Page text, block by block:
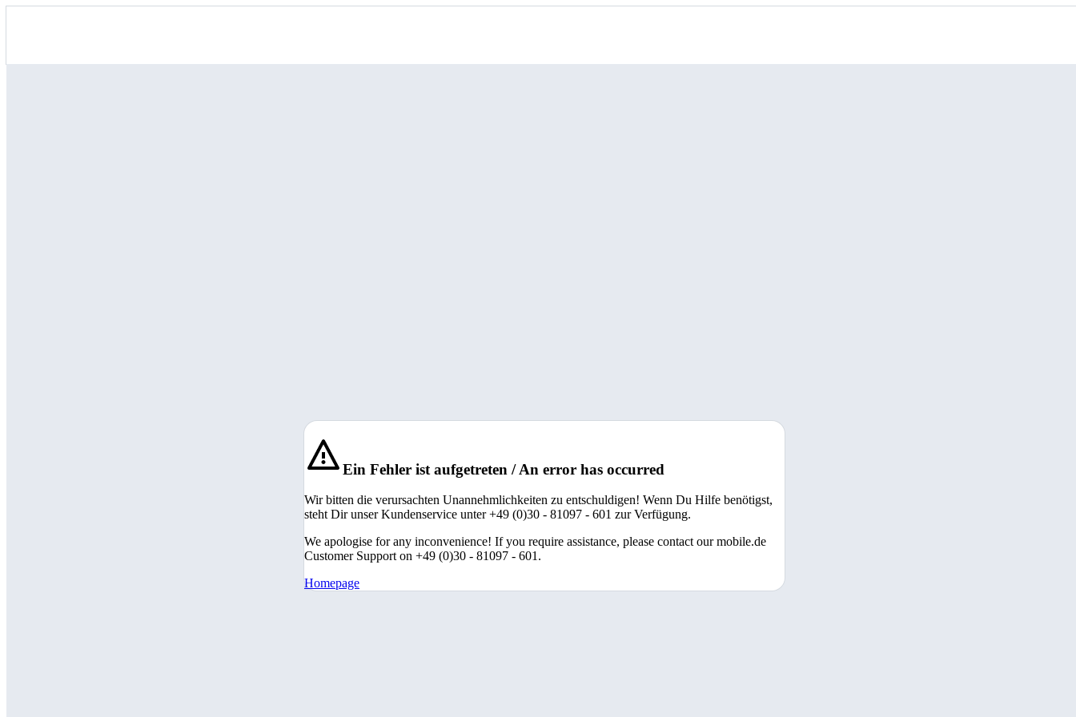
Ein Fehler ist aufgetreten / An error has occurred
Wir bitten die verursachten Unannehmlichkeiten zu entschuldigen! Wenn Du Hilfe benötigst,
steht Dir unser Kundenservice unter +49 (0)30 - 81097 - 601 zur Verfügung.
We apologise for any inconvenience! If you require assistance, please contact our mobile.de
Customer Support on +49 (0)30 - 81097 - 601.
Homepage